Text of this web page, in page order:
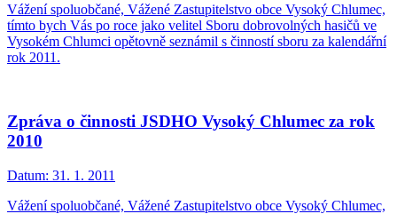
Vážení spoluobčané, Vážené Zastupitelstvo obce Vysoký Chlumec,
tímto bych Vás po roce jako velitel Sboru dobrovolných hasičů ve
Vysokém Chlumci opětovně seznámil s činností sboru za kalendářní
rok 2011.
Zpráva o činnosti JSDHO Vysoký Chlumec za rok
2010
Datum: 31. 1. 2011
Vážení spoluobčané, Vážené Zastupitelstvo obce Vysoký Chlumec,